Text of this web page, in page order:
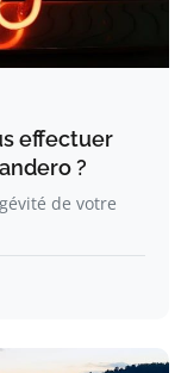
effectuer
?
de votre